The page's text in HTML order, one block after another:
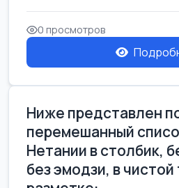
Разнорабочий на сборку м...
0 просмотров
Ниже представлен
перемешанный
Нетании в столбик,
без эмодзи, в